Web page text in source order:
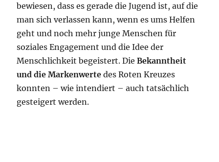
bewiesen, dass es gerade die Jugend ist, auf die
man sich verlassen kann, wenn es ums Helfen
geht und noch mehr junge Menschen für
soziales Engagement und die Idee der
Menschlichkeit begeistert. DieBekanntheit
und die Markenwerte des Roten Kreuzes
konnten – wie intendiert – auch tatsächlich
gesteigert werden.